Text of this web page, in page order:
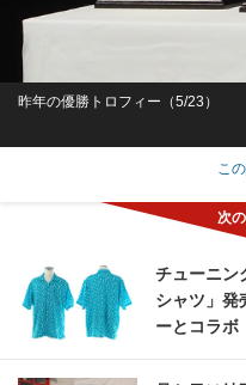
昨年の優勝トロフィー（5/23）
こ
チューニン
シャツ」発
ーとコラボ